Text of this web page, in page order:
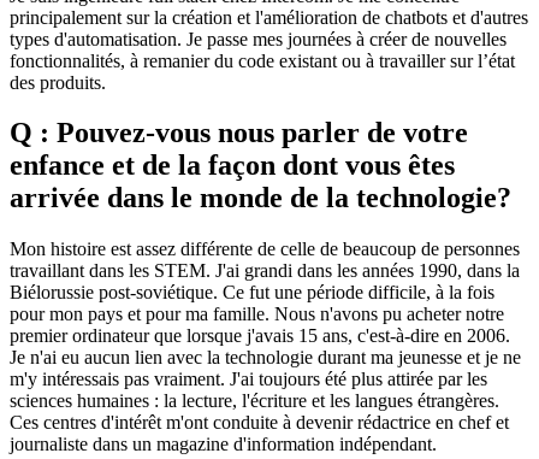
principalement sur la création et l'amélioration de chatbots et d'autres
types d'automatisation. Je passe mes journées à créer de nouvelles
fonctionnalités, à remanier du code existant ou à travailler sur l’état
des produits.
Q : Pouvez-vous nous parler de votre
enfance et de la façon dont vous êtes
arrivée dans le monde de la technologie?
Mon histoire est assez différente de celle de beaucoup de personnes
travaillant dans les STEM. J'ai grandi dans les années 1990, dans la
Biélorussie post-soviétique. Ce fut une période difficile, à la fois
pour mon pays et pour ma famille. Nous n'avons pu acheter notre
premier ordinateur que lorsque j'avais 15 ans, c'est-à-dire en 2006.
Je n'ai eu aucun lien avec la technologie durant ma jeunesse et je ne
m'y intéressais pas vraiment. J'ai toujours été plus attirée par les
sciences humaines : la lecture, l'écriture et les langues étrangères.
Ces centres d'intérêt m'ont conduite à devenir rédactrice en chef et
journaliste dans un magazine d'information indépendant.